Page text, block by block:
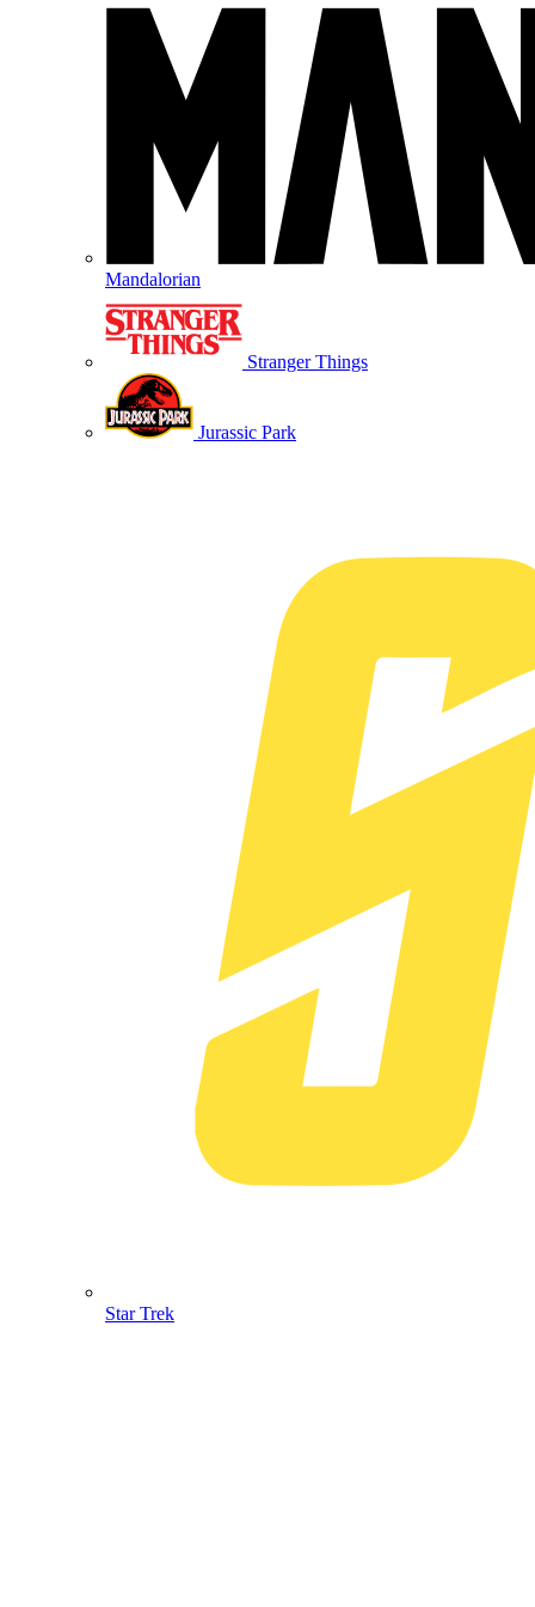
Mandalorian
Stranger Things
Jurassic Park
Star Trek